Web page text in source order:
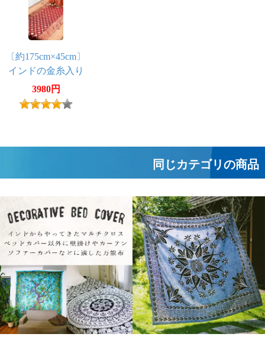
〔約175cm×45cm〕
インドの金糸入り
テーブルランナー
- レッド×サーク
3980円
同じカテゴリの商品